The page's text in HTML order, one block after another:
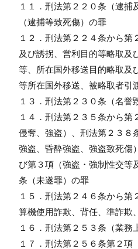
１１．刑法第２２０条（逮捕
（逮捕等致死傷）の罪
１２．刑法第２２４条から第
及び誘拐、営利目的等略取及
等、所在国外移送目的略取及
等所在国外移送、被略取者引
１３．刑法第２３０条（名誉
１４．刑法第２３５条から第
侵奪、強盗）、刑法第２３８
強盗、昏酔強盗、強盗致死傷
び第３項（強盗・強制性交等
条（未遂罪）の罪
１５．刑法第２４６条から
算機使用詐欺、背任、準詐欺
１６．刑法第２５３条（業務
１７．刑法第２５６条第２項